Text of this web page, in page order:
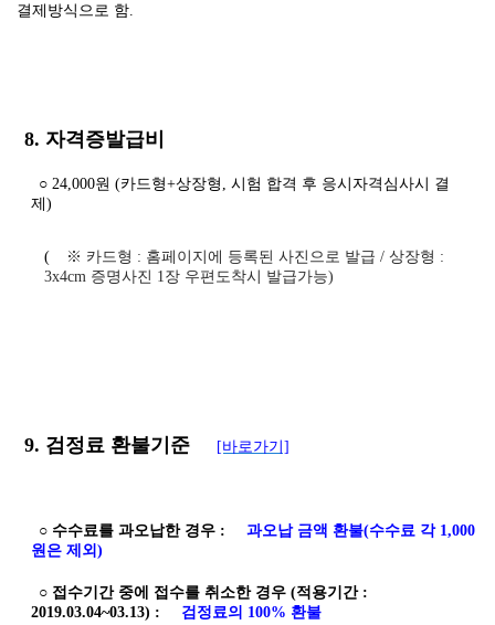
결제방식으로 함.
8. 자격증발급비
○ 24,000원 (카드형+상장형, 시험 합격 후 응시자격심사시 결
제)
( ※ 카드형 : 홈페이지에 등록된 사진으로 발급/상장형 :
3x4cm 증명사진 1장 우편도착시 발급가능)
9. 검정료 환불기준 [바로가기]
○ 수수료를 과오납한 경우 :
과오납 금액 환불(수수료 각 1,000
원은 제외)
○ 접수기간 중에 접수를 취소한 경우 (적용기간 :
2019.03.04~03.13) : 검정료의 100% 환불